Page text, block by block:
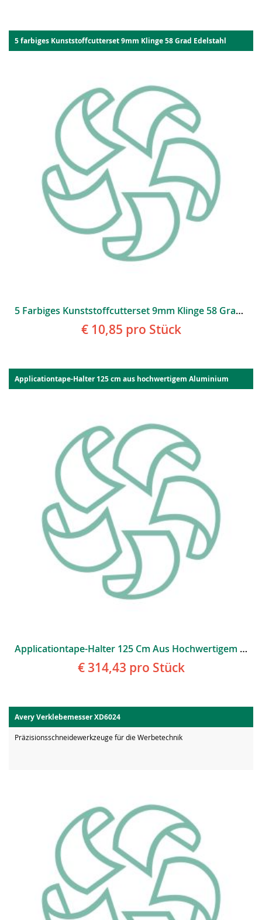
5 farbiges Kunststoffcutterset 9mm Klinge 58 Grad Edelstahl
5 Farbiges Kunststoffcutterset 9mm Klinge 58 Grad Edelstahl
€ 10,85 pro Stück
Applicationtape-Halter 125 cm aus hochwertigem Aluminium
Applicationtape-Halter 125 Cm Aus Hochwertigem Aluminium
€ 314,43 pro Stück
Avery Verklebemesser XD6024
Präzisionsschneidewerkzeuge für die Werbetechnik